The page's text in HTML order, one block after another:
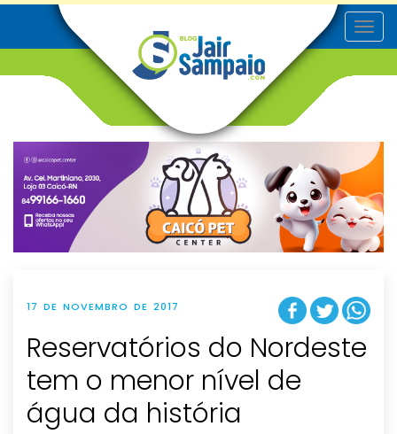
T
o
v
g
t
i
o
n
17 DE NOVEMBRO DE 2017
Reservatórios do Nordeste
tem o menor nível de
água da história